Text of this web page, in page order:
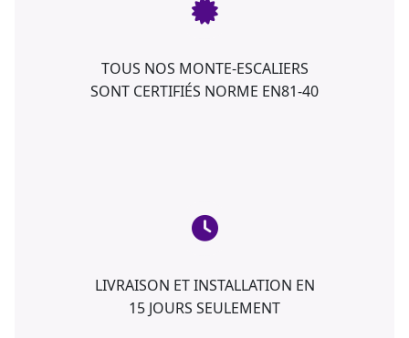
TOUS NOS MONTE-ESCALIERS
SONT CERTIFIÉS NORME EN81-40
LIVRAISON ET INSTALLATION EN
15 JOURS SEULEMENT